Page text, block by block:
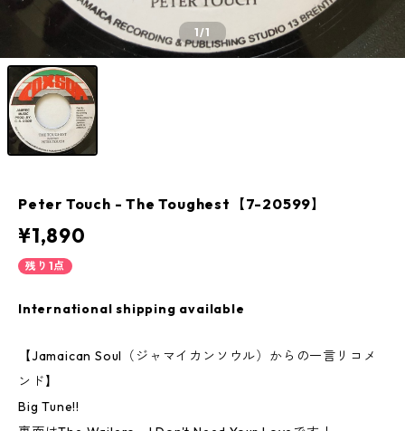
1/1
Peter Touch - The Toughest【7-20599】
¥1,890
残り1点
International shipping available
【Jamaican Soul（ジャマイカンソウル）からの一言リコメ
ンド】
Big Tune!!